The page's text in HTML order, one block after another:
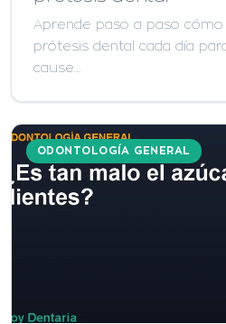
Aprende paso a paso
prótesis dental cada día
cause…
ODONTOLOGÍA GENERAL